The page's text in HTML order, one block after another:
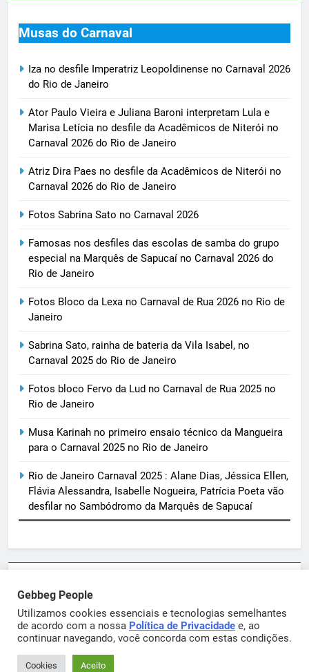
Musas do Carnaval
Iza no desfile Imperatriz Leopoldinense no Carnaval 2026
do Rio de Janeiro
Ator Paulo Vieira e Juliana Baroni interpretam Lula e
Marisa Letícia no desfile da Acadêmicos de Niterói no
Carnaval 2026 do Rio de Janeiro
Atriz Dira Paes no desfile da Acadêmicos de Niterói no
Carnaval 2026 do Rio de Janeiro
Fotos Sabrina Sato no Carnaval 2026
Famosas nos desfiles das escolas de samba do grupo
especial na Marquês de Sapucaí no Carnaval 2026 do
Rio de Janeiro
Fotos Bloco da Lexa no Carnaval de Rua 2026 no Rio de
Janeiro
Sabrina Sato, rainha de bateria da Vila Isabel, no
Carnaval 2025 do Rio de Janeiro
Fotos bloco Fervo da Lud no Carnaval de Rua 2025 no
Rio de Janeiro
Musa Karinah no primeiro ensaio técnico da Mangueira
para o Carnaval 2025 no Rio de Janeiro
Rio de Janeiro Carnaval 2025 : Alane Dias, Jéssica Ellen,
Flávia Alessandra, Isabelle Nogueira, Patrícia Poeta vão
desfilar no Sambódromo da Marquês de Sapucaí
sortimentos@yahoo.com.br
Gebbeg Powered ByBlazeThemes.
Gebbeg People
Utilizamos cookies essenciais e tecnologias semelhantes
de acordo com a nossa Política de Privacidade e, ao
continuar navegando, você concorda com estas condições.
Cookies Aceito